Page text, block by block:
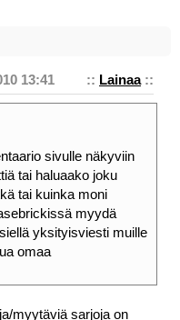
:: Lainaa::
13:41
sivulle näkyviin
tai haluaako joku
tai kuinka moni
myydä
yksityisviesti muille
omaa
myytäviä sarjoja on